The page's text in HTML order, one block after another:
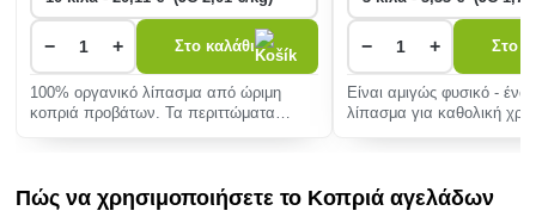
− + Στο καλάθι
100% οργανικό λίπασμα από ώριμη
κοπριά προβάτων. Τα περιττώματα
− + Στο
Είναι αμιγώς φυσικό - ένα
λίπασμα για καθολική
Πώς να χρησιμοποιήσετε το Κοπριά αγελάδων